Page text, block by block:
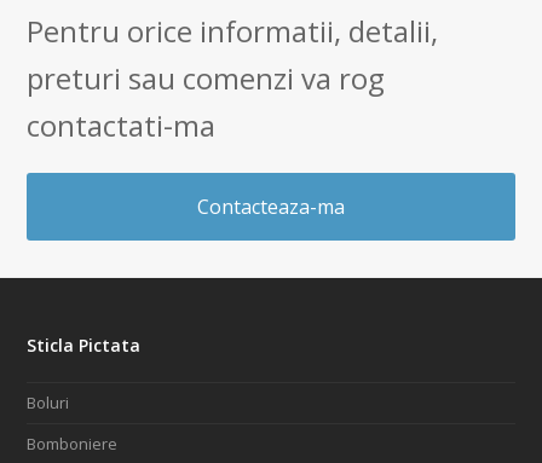
Pentru orice informatii, detalii,
preturi sau comenzi va rog
contactati-ma
Contacteaza-ma
Sticla Pictata
Boluri
Bomboniere